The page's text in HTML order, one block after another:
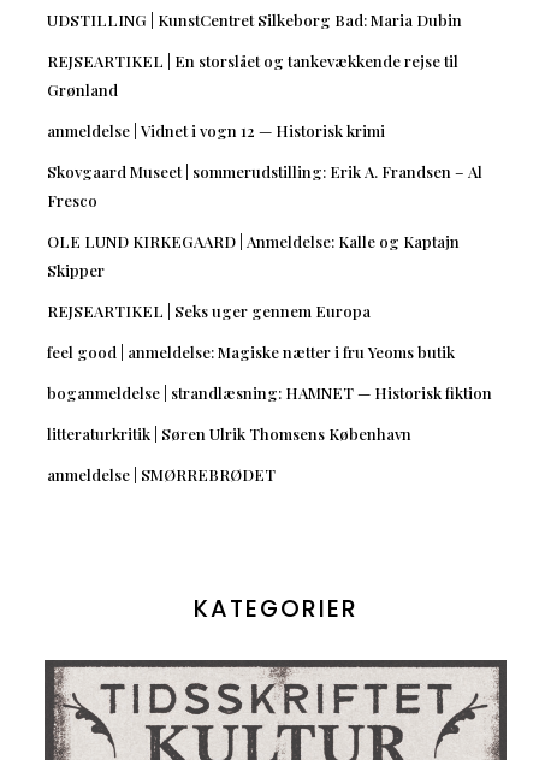
UDSTILLING | KunstCentret Silkeborg Bad: Maria Dubin
REJSEARTIKEL | En storslået og tankevækkende rejse til
Grønland
anmeldelse | Vidnet i vogn 12 — Historisk krimi
Skovgaard Museet | sommerudstilling: Erik A. Frandsen – Al
Fresco
OLE LUND KIRKEGAARD | Anmeldelse: Kalle og Kaptajn
Skipper
REJSEARTIKEL | Seks uger gennem Europa
feel good | anmeldelse: Magiske nætter i fru Yeoms butik
boganmeldelse | strandlæsning: HAMNET — Historisk fiktion
litteraturkritik | Søren Ulrik Thomsens København
anmeldelse | SMØRREBRØDET
KATEGORIER